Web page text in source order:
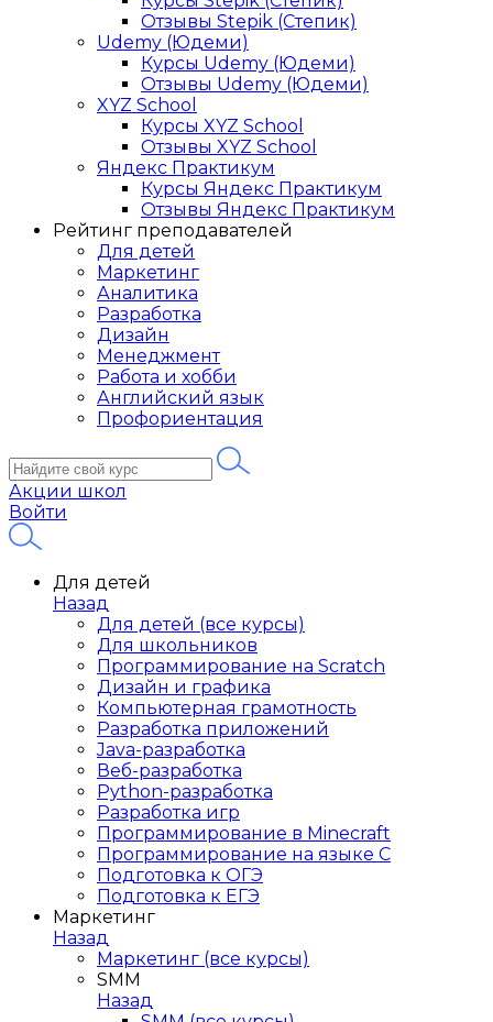
Отзывы Stepik (Степик)
Udemy (Юдеми)
Курсы Udemy (Юдеми)
Отзывы Udemy (Юдеми)
XYZ School
Курсы XYZ School
Отзывы XYZ School
Яндекс Практикум
Курсы Яндекс Практикум
Отзывы Яндекс Практикум
Рейтинг преподавателей
Для детей
Маркетинг
Аналитика
Разработка
Дизайн
Менеджмент
Работа и хобби
Английский язык
Профориентация
Акции школ
Войти
Для детей
Назад
Для детей (все курсы)
Для школьников
Программирование на Scratch
Дизайн и графика
Компьютерная грамотность
Разработка приложений
Java-разработка
Веб-разработка
Python-разработка
Разработка игр
Программирование в Minecraft
Программирование на языке C
Подготовка к ОГЭ
Подготовка к ЕГЭ
Маркетинг
Назад
Маркетинг (все курсы)
SMM
Назад